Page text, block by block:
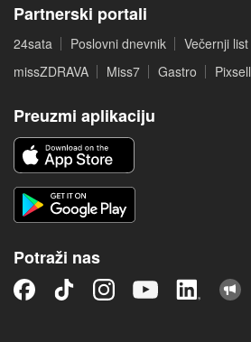
Partnerski portali
24sata Poslovni dnevnik Večernji list
missZDRAVA
Miss7 Gastro Pixsell
Preuzmi aplikaciju
Potraži nas